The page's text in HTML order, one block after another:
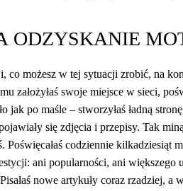
ODZYSKANIE
co możesz w tej sytuacji zrobić, na
założyłaś swoje miejsce w sieci,
jak po maśle – stworzyłaś ładną
się zdjęcia i przepisy. Tak
Poświęcałaś codziennie kilkadziesiąt
ani popularności, ani większego
nowe artykuły coraz rzadziej, a